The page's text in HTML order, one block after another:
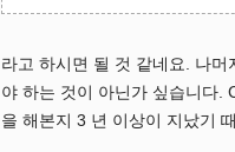
라고 하시면 될 것 같네요. 나
야 하는 것이 아닌가 싶습니다.
을 해본지 3 년 이상이 지났기